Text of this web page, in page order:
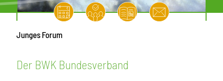
Junges Forum
Der BWK Bundesverband